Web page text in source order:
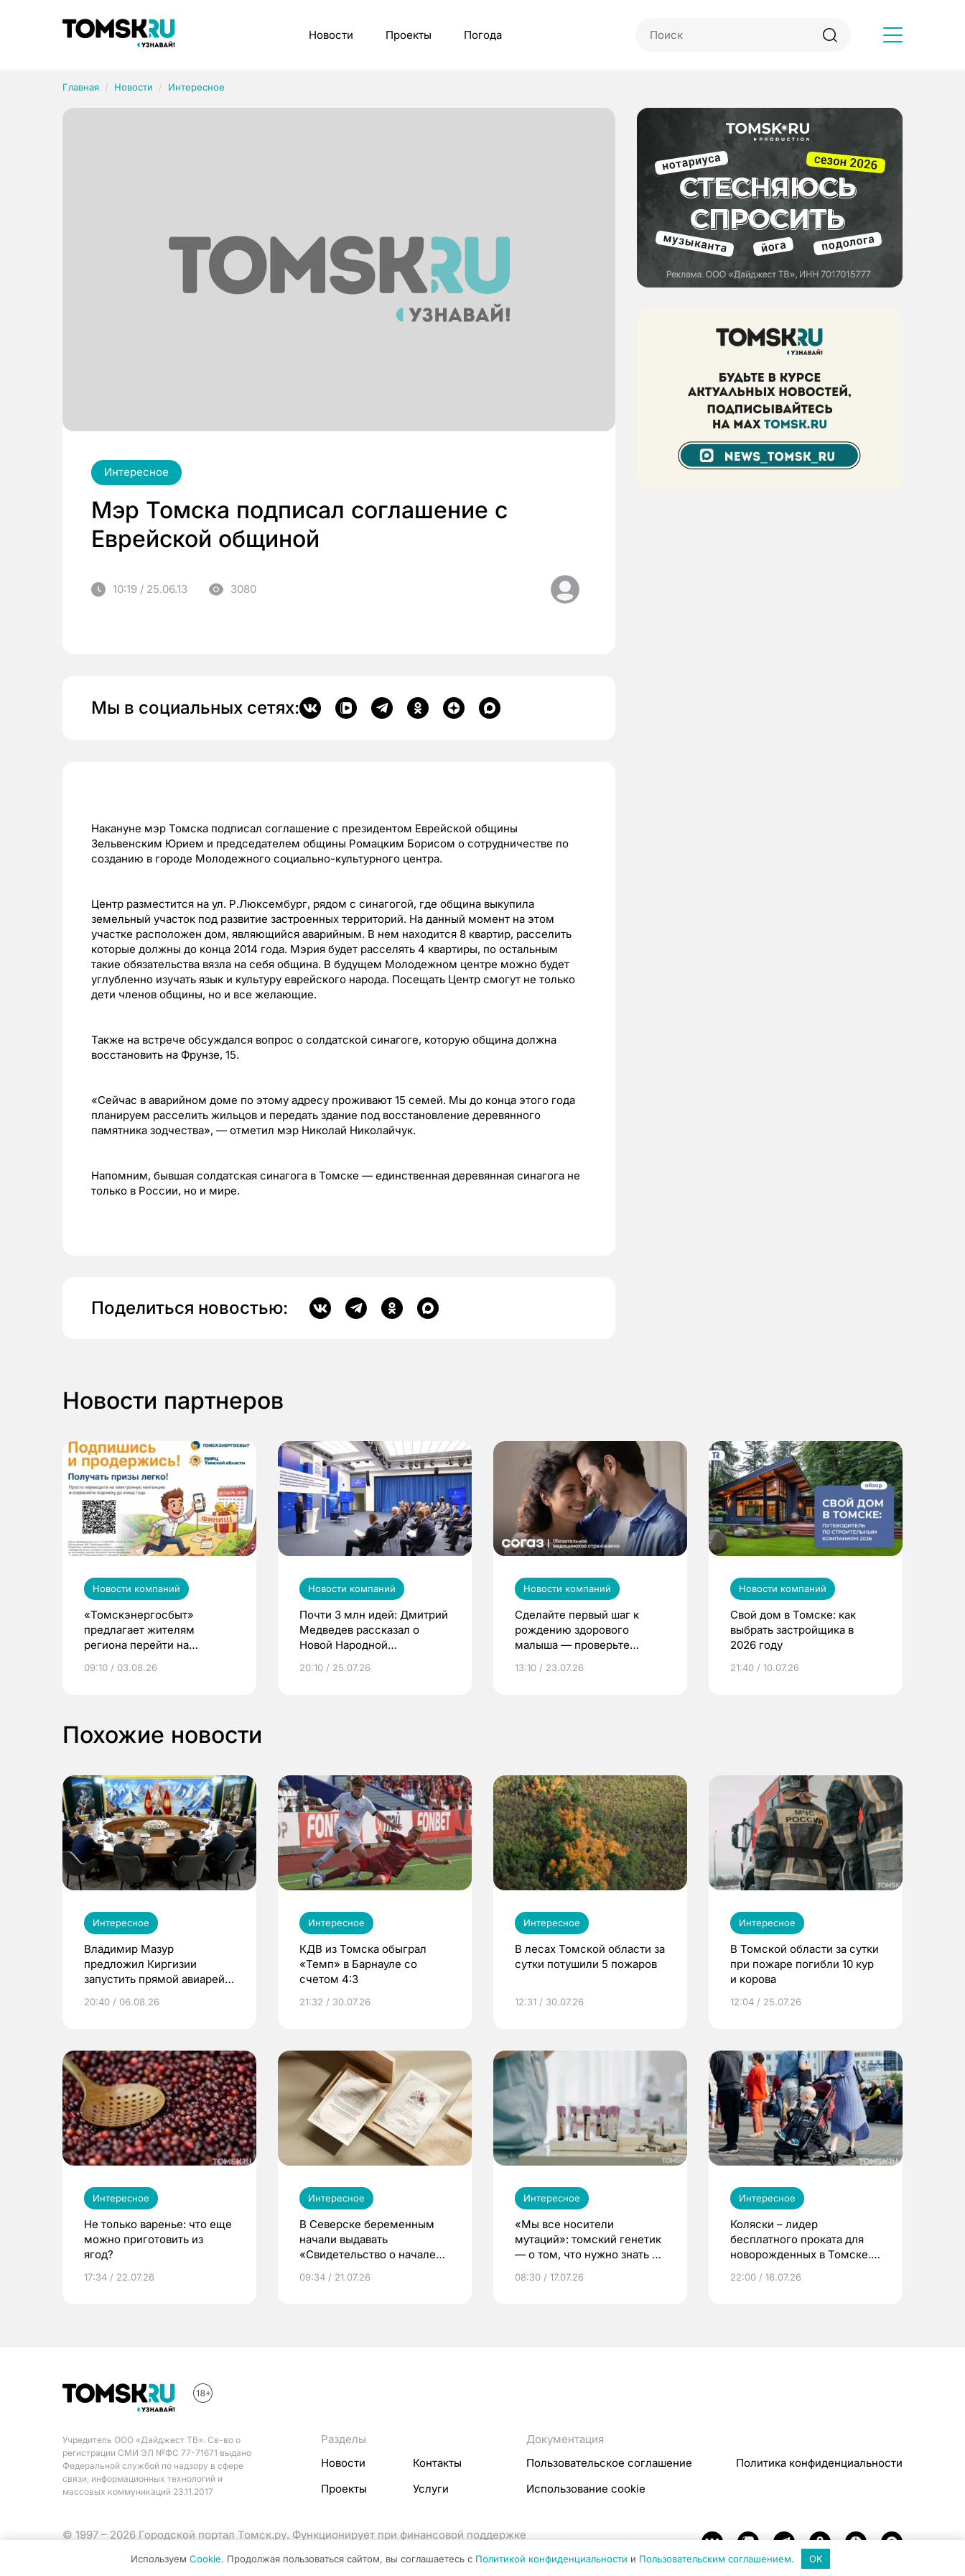
Новости Проекты Погода
Главная Новости Интересное
Интересное
Мэр Томска подписал соглашение с
Еврейской общиной
10:19 / 25.06.13 3080
Мы в социальных сетях:
Накануне мэр Томска подписал соглашение с президентом Еврейской общины
Зельвенским Юрием и председателем общины Ромацким Борисом о сотрудничестве по
созданию в городе Молодежного социально-культурного центра.
Центр разместится на ул. Р.Люксембург, рядом с синагогой, где община выкупила
земельный участок под развитие застроенных территорий. На данный момент на этом
участке расположен дом, являющийся аварийным. В нем находится 8 квартир, расселить
которые должны до конца 2014 года. Мэрия будет расселять 4 квартиры, по остальным
такие обязательства вязла на себя община. В будущем Молодежном центре можно будет
углубленно изучать язык и культуру еврейского народа. Посещать Центр смогут не только
дети членов общины, но и все желающие.
Также на встрече обсуждался вопрос о солдатской синагоге, которую община должна
восстановить на Фрунзе, 15.
«Сейчас в аварийном доме по этому адресу проживают 15 семей. Мы до конца этого года
планируем расселить жильцов и передать здание под восстановление деревянного
памятника зодчества», — отметил мэр Николай Николайчук.
Напомним, бывшая солдатская синагога в Томске — единственная деревянная синагога не
только в России, но и мире.
Поделиться новостью:
Новости партнеров
Новости компаний
«Томскэнергосбыт»
предлагает жителям
региона перейти на
выиграть призы
09:10 / 03.08.26
Новости компаний
Почти 3 млн идей: Дмитрий
Медведев рассказал о
Новой Народной
20:10 / 25.07.26
Новости компаний
Сделайте первый шаг к
рождению здорового
малыша — проверьте
по ОМС!
13:10 / 23.07.26
Новости компаний
Свой дом в Томске: как
выбрать застройщика в
2026 году
21:40 / 10.07.26
Похожие новости
Интересное
Владимир Мазур
предложил Киргизии
запустить прямой авиарейс
20:40 / 06.08.26
Интересное
КДВ из Томска обыграл
«Темп» в Барнауле со
счетом 4:3
21:32 / 30.07.26
Интересное
В лесах Томской области за
сутки потушили 5 пожаров
12:31 / 30.07.26
Интересное
В Томской области за сутки
при пожаре погибли 10 кур
и корова
12:04 / 25.07.26
Интересное
Не только варенье: что еще
можно приготовить из
ягод?
17:34 / 22.07.26
Интересное
В Северске беременным
начали выдавать
«Свидетельство о начале
09:34 / 21.07.26
Интересное
«Мы все носители
мутаций»: томский генетик
— о том, что нужно знать до
08:30 / 17.07.26
Интересное
Коляски – лидер
бесплатного проката для
новорожденных в Томске.
22:00 / 16.07.26
Учредитель ООО «Дайджест ТВ». Св-во о
регистрации СМИ ЭЛ №ФС 77-71671 выдано
Федеральной службой по надзору в сфере
связи, информационных технологий и
массовых коммуникаций 23.11.2017
Разделы
Новости
Контакты
Проекты
Услуги
Документация
Пользовательское соглашение
Политика конфиденциальности
Использование cookie
© 1997 – 2026 Городской портал Томск.ру. Функционирует при финансовой поддержке
Рубрики
Используем Cookie. Продолжая пользоваться сайтом, вы соглашаетесь с Политикой конфиденциальности и Пользовательским соглашением. OK